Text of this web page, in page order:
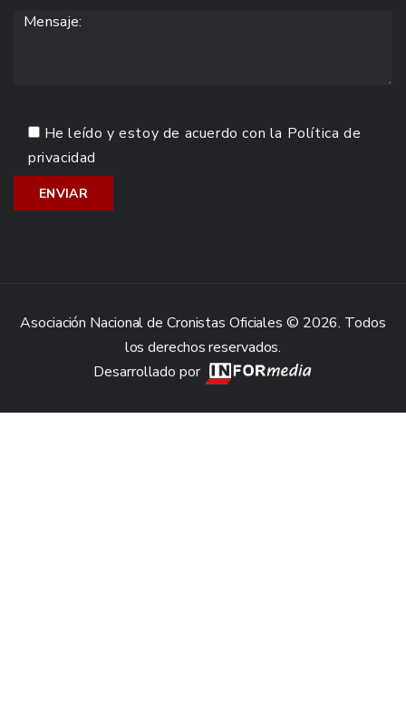
He leído y estoy de acuerdo con la Política de
privacidad
Asociación Nacional de Cronistas Oficiales © 2026. Todos
los derechos reservados.
Desarrollado por